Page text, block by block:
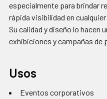
especialmente para brindar
rápida visibilidad en
Su calidad y diseño lo hacen
exhibiciones y campañas de
Usos
Eventos corporativos